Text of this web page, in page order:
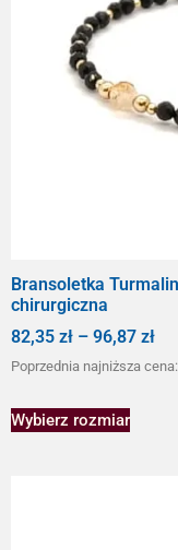
Bransoletka
chirurgiczna
82,35 zł – 96,87 zł
Poprzednia najniższa cena:
Wybierz rozmiar